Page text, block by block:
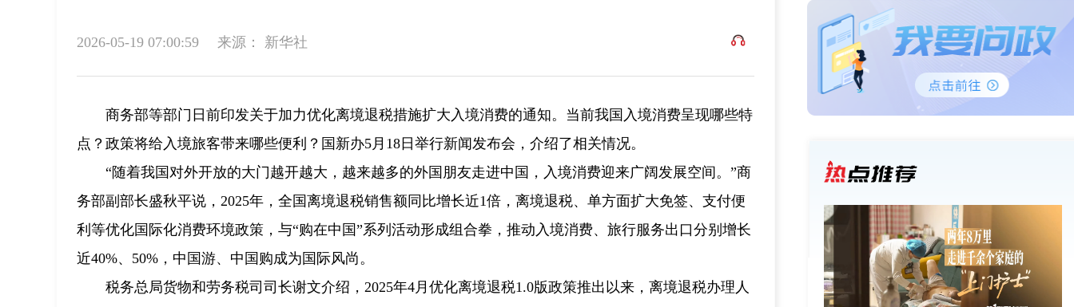
2026-05-19 07:00:59 来源： 新华社
商务部等部门日前印发关于加力优化离境退税措施扩大入境消费的通知。当前我国入境消费呈现哪些特
点？政策将给入境旅客带来哪些便利？国新办5月18日举行新闻发布会，介绍了相关情况。
“随着我国对外开放的大门越开越大，越来越多的外国朋友走进中国，入境消费迎来广阔发展空间。”商
务部副部长盛秋平说，2025年，全国离境退税销售额同比增长近1倍，离境退税、单方面扩大免签、支付便
利等优化国际化消费环境政策，与“购在中国”系列活动形成组合拳，推动入境消费、旅行服务出口分别增长
近40%、50%，中国游、中国购成为国际风尚。
税务总局货物和劳务税司司长谢文介绍，2025年4月优化离境退税1.0版政策推出以来，离境退税办理人